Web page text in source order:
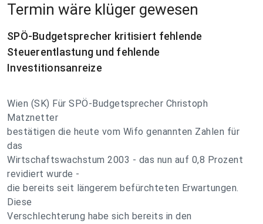
Termin wäre klüger gewesen
SPÖ-Budgetsprecher kritisiert fehlende
Steuerentlastung und fehlende
Investitionsanreize
Wien (SK) Für SPÖ-Budgetsprecher Christoph
Matznetter
bestätigen die heute vom Wifo genannten Zahlen für
das
Wirtschaftswachstum 2003 - das nun auf 0,8 Prozent
revidiert wurde -
die bereits seit längerem befürchteten Erwartungen.
Diese
Verschlechterung habe sich bereits in den